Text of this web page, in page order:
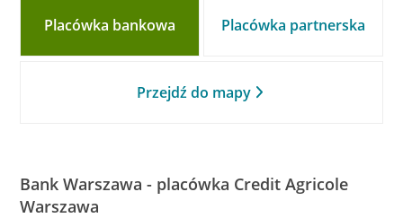
Placówka bankowa Placówka partnerska
Przejdź do mapy
Bank Warszawa - placówka Credit Agricole
Warszawa